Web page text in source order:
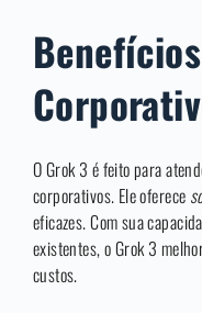
O Grok 3 é feito para
corporativos. Ele oferece
eficazes. Com sua
existentes, o Grok 3
custos.